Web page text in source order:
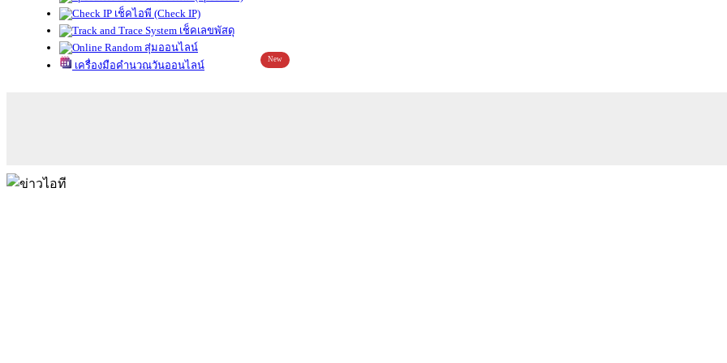
เช็คไอพี (Check IP)
เช็คเลขพัสดุ
สุ่มออนไลน์
เครื่องมือคำนวณวันออนไลน์
New